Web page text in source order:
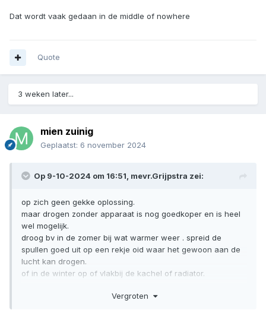
Dat wordt vaak gedaan in de middle of nowhere
Quote
3 weken later...
mien zuinig
Geplaatst: 6 november 2024
Op 9-10-2024 om 16:51, mevr.Grijpstra zei:
op zich geen gekke oplossing.
maar drogen zonder apparaat is nog goedkoper en is heel
wel mogelijk.
droog bv in de zomer bij wat warmer weer . spreid de
spullen goed uit op een rekje oid waar het gewoon aan de
lucht kan drogen.
of in de winter op of vlakbij de kachel of radiator.
leuk dat je zo aktief met voedseldrogen bezig bent.
Vergroten